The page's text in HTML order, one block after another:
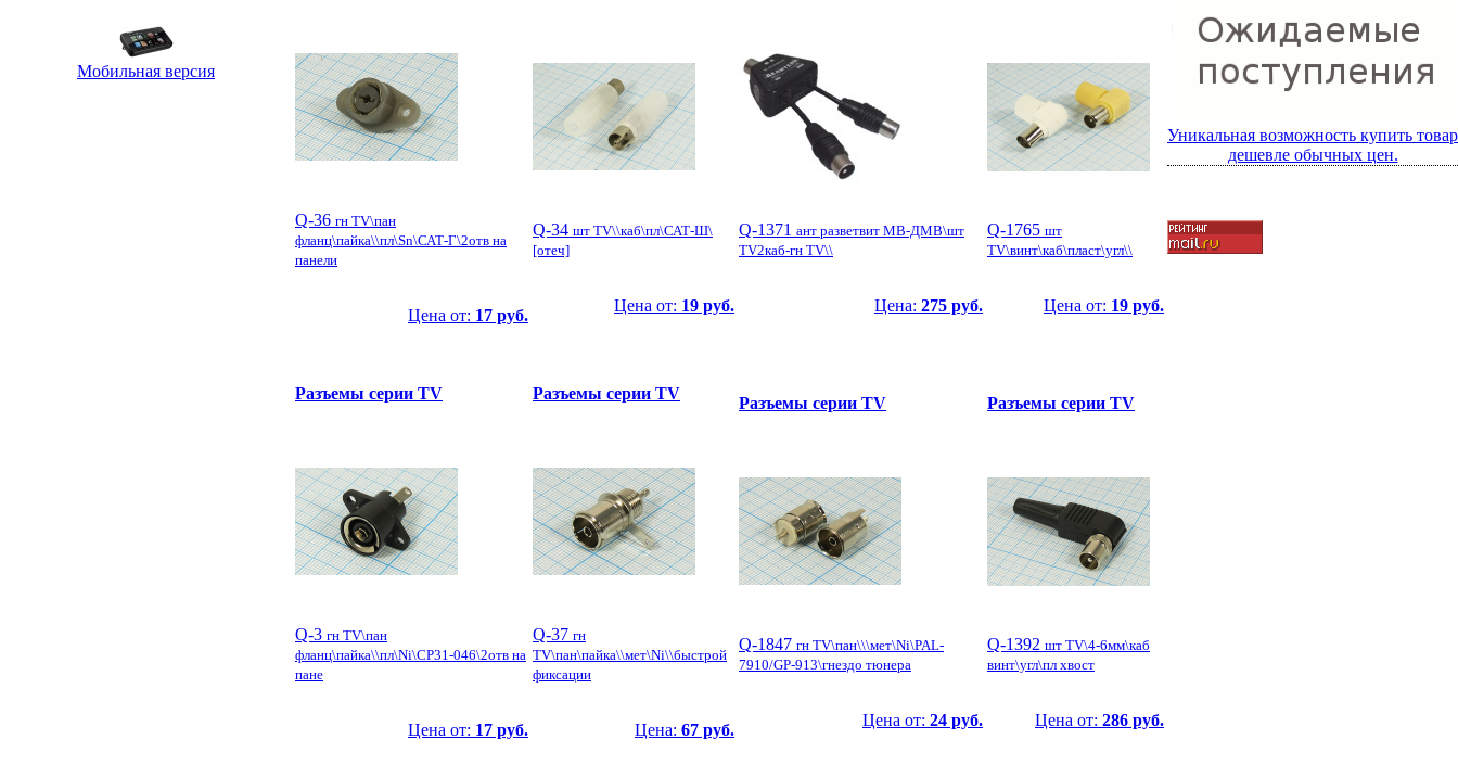
Мобильная версия
Q-36 гн TV\пан
фланц\пайка\\пл\Sn\САТ-Г\2отв на
панели
Цена от: 17 руб.
Q-34 шт TV\\каб\пл\САТ-Ш\
[отеч]
Цена от: 19 руб.
Q-1371 ант разветвит МВ-ДМВ\шт
TV2каб-гн TV\\
Цена: 275 руб.
Q-1765 шт
TV\винт\каб\пласт\угл\\
Цена от: 19 руб.
Разъемы серии TV
Q-3 гн TV\пан
фланц\пайка\\пл\Ni\CP31-046\2отв на
пане
Цена от: 17 руб.
Разъемы серии TV
Q-37 гн
TV\пан\пайка\\мет\Ni\\быстрой
фиксации
Цена: 67 руб.
Разъемы серии TV
Q-1847 гн TV\пан\\\мет\Ni\PAL-
7910/GP-913\гнездо тюнера
Цена от: 24 руб.
Разъемы серии TV
Q-1392 шт TV\4-6мм\каб
винт\угл\пл хвост
Цена от: 286 руб.
Уникальная возможность купить товар
дешевле обычных цен.